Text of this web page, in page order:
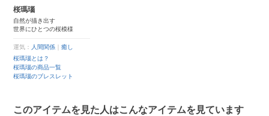
桜瑪瑙
自然が描き出す
世界にひとつの桜模様
運気： 人間関係 ｜癒し
桜瑪瑙とは？
桜瑪瑙の商品一覧
桜瑪瑙のブレスレット
このアイテムを見た人はこんなアイテムを見ています